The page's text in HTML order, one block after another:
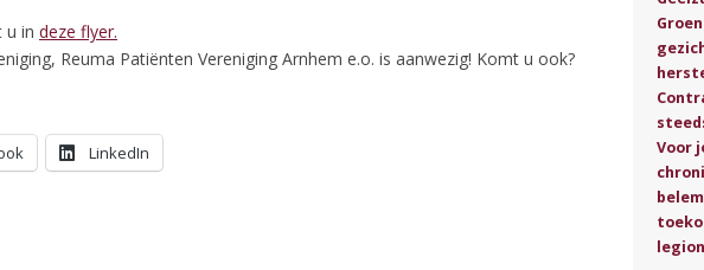
u in deze flyer.
Reuma Patiënten Vereniging Arnhem e.o. is aanwezig! Komt u ook?
LinkedIn
Voor